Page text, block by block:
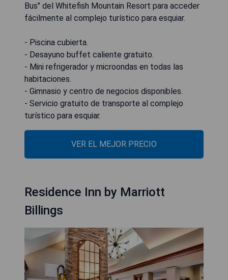
Bus" del Whitefish Mountain Resort para acceder
fácilmente al complejo turístico para esquiar.
- Piscina cubierta.
- Desayuno buffet caliente gratuito.
- Mini refrigerador y microondas en todas las
habitaciones.
- Gimnasio y centro de negocios disponibles.
- Servicio gratuito de transporte al complejo
turístico para esquiar.
VER EL MEJOR PRECIO
Residence Inn by Marriott
Billings